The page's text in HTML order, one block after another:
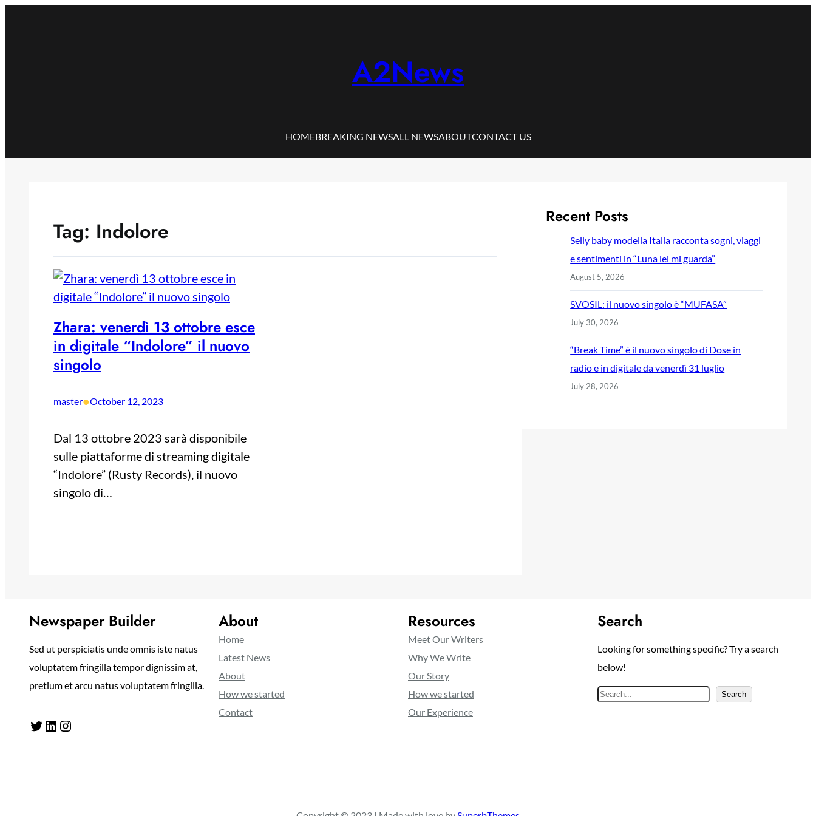
A2News
HOMEBREAKING NEWSALL NEWSABOUTCONTACT US
Tag: Indolore
Zhara: venerdì 13 ottobre esce
in digitale “Indolore” il nuovo
singolo
master•October 12, 2023
Dal 13 ottobre 2023 sarà disponibile
sulle piattaforme di streaming digitale
“Indolore” (Rusty Records), il nuovo
singolo di…
Recent Posts
Selly baby modella Italia racconta sogni, viaggi
e sentimenti in “Luna lei mi guarda”
August 5, 2026
SVOSIL: il nuovo singolo è “MUFASA”
July 30, 2026
“Break Time” è il nuovo singolo di Dose in
radio e in digitale da venerdì 31 luglio
July 28, 2026
Newspaper Builder
Sed ut perspiciatis unde omnis iste natus
voluptatem fringilla tempor dignissim at,
pretium et arcu natus voluptatem fringilla.
Twitter LinkedIn Instagram
About
Home
Latest News
About
How we started
Contact
Resources
Meet Our Writers
Why We Write
Our Story
How we started
Our Experience
Search
Looking for something specific? Try a search
below!
S
Search